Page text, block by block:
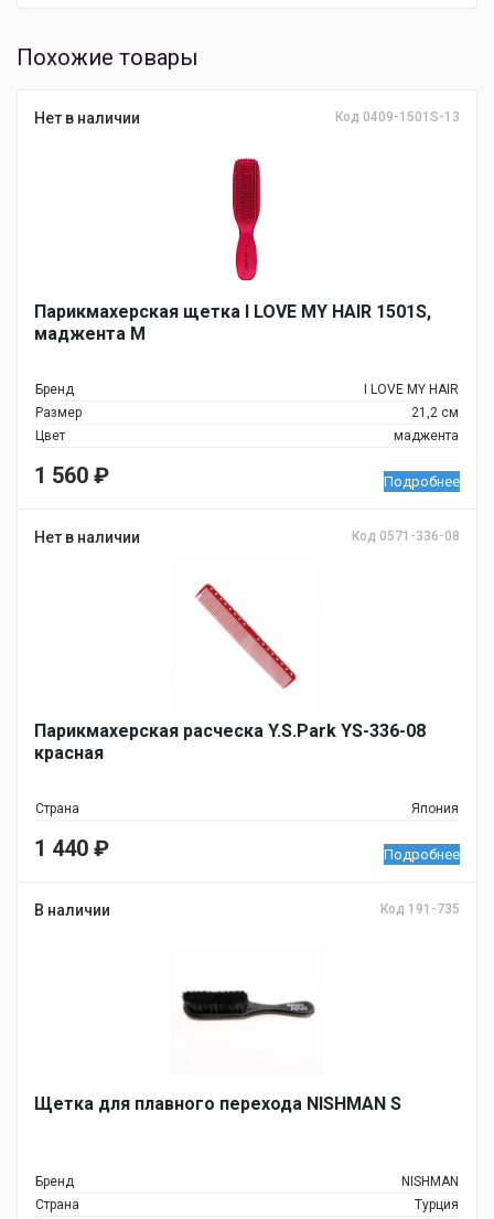
Похожие товары
Нет в наличии Код 0409-1501S-13
Парикмахерская щетка I LOVE MY HAIR 1501S,
маджента M
Бренд
I LOVE MY HAIR
Размер
21,2 см
Цвет
маджента
1 560 ₽ Подробнее
Нет в наличии Код 0571-336-08
Парикмахерская расческа Y.S.Park YS-336-08
красная
Страна Япония
1 440 ₽ Подробнее
В наличии Код 191-735
Щетка для плавного перехода NISHMAN S
Бренд
NISHMAN
Страна
Турция